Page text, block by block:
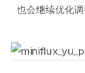
也会继续优化调